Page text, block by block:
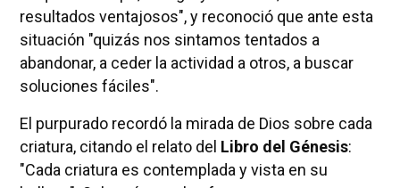
resultados ventajosos", y reconoció que ante esta
situación "quizás nos sintamos tentados a
abandonar, a ceder la actividad a otros, a buscar
soluciones fáciles".
El purpurado recordó la mirada de Dios sobre cada
criatura, citando el relato del Libro del Génesis:
"Cada criatura es contemplada y vista en su